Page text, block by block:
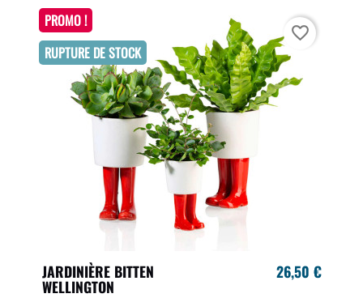
JARDINIÈRE BITTEN
WELLINGTON
26,50 €
PROMO !
RUPTURE DE STOCK
favorite_border